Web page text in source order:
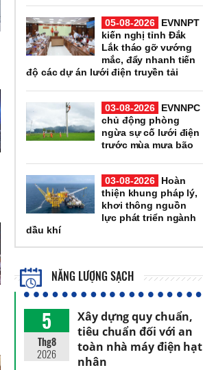
05-08-2026
EVNNPT
kiến nghị tỉnh Đắk
Lắk tháo gỡ vướng
mắc, đẩy nhanh tiến
độ các dự án lưới điện truyền tải
03-08-2026
EVNNPC
chủ động phòng
ngừa sự cố lưới điện
trước mùa mưa bão
03-08-2026
Hoàn
thiện khung pháp lý,
khơi thông nguồn
lực phát triển ngành
dầu khí
NĂNG LƯỢNG SẠCH
5
Thg8
2026
Xây dựng quy chuẩn,
tiêu chuẩn đối với an
toàn nhà máy điện hạt
nhân